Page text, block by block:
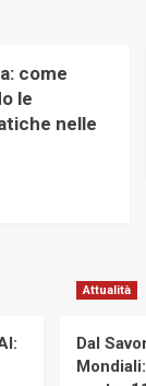
come
le
nelle
Attualità
Dal